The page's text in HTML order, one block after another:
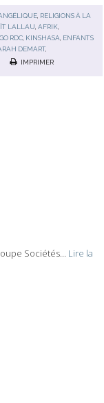
Sociétés... Lire la
, RELIGIONS À LA
LALLAU,AFRIK,
RDC, KINSHASA, ENFANTS
DEMART,
IMPRIMER